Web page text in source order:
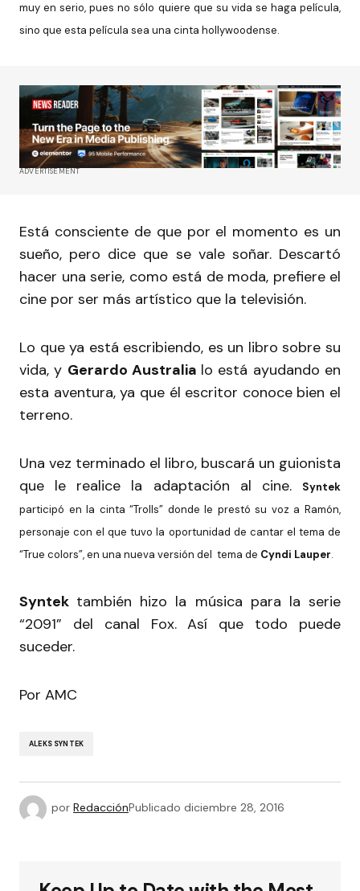
muy en serio, pues no sólo quiere que su vida se haga película,
sino que esta película sea una cinta hollywoodense.
ADVERTISEMENT
Está consciente de que por el momento es un
sueño, pero dice que se vale soñar. Descartó
hacer una serie, como está de moda, prefiere el
cine por ser más artístico que la televisión.
Lo que ya está escribiendo, es un libro sobre su
vida, y Gerardo Australia lo está ayudando en
esta aventura, ya que él escritor conoce bien el
terreno.
Una vez terminado el libro, buscará un guionista
que le realice la adaptación al cine.
Syntek
participó en la cinta “Trolls” donde le prestó su voz a Ramón,
personaje con el que tuvo la oportunidad de cantar el tema de
“True colors”, en una nueva versión del tema de Cyndi Lauper.
Syntek también hizo la música para la serie
“2091” del canal Fox. Así que todo puede
suceder.
Por AMC
ALEKS SYNTEK
por RedacciónPublicado diciembre 28, 2016